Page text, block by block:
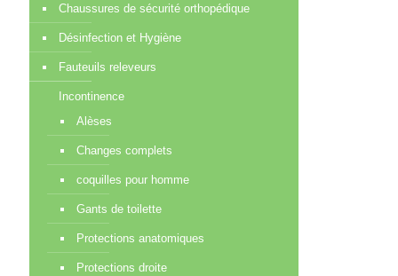
Chaussures de sécurité orthopédique
Désinfection et Hygiène
Fauteuils releveurs
Incontinence
Alèses
Changes complets
coquilles pour homme
Gants de toilette
Protections anatomiques
Protections droite